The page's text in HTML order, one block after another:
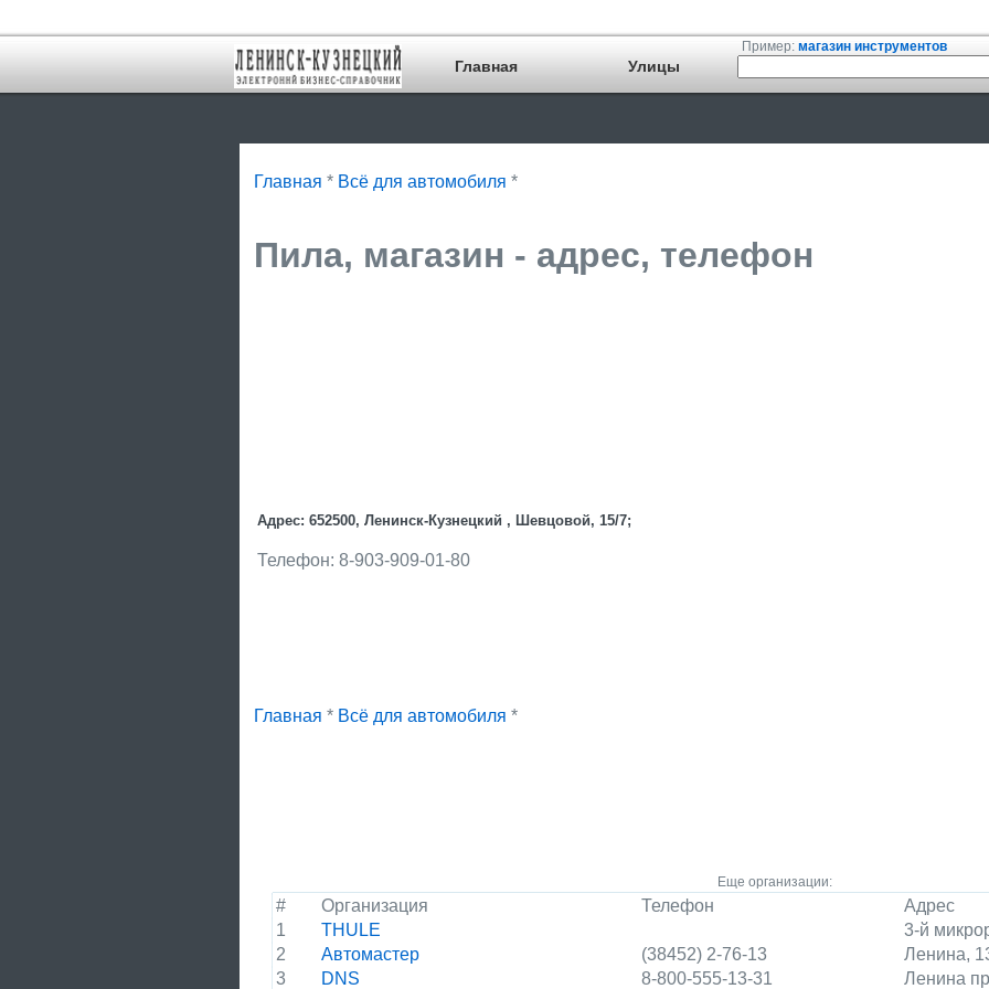
Пример: магазин инструментов
Главная Улицы
Главная * Всё для автомобиля *
Пила, магазин - адрес, телефон
Адрес: 652500, Ленинск-Кузнецкий , Шевцовой, 15/7;
Телефон: 8-903-909-01-80
Главная * Всё для автомобиля *
Еще организации:
# Организация Телефон
Адрес
1
THULE
3-й
2
Автомастер (38452) 2-76-13
Ленина,
3
DNS 8-800-555-13-31 Ленина